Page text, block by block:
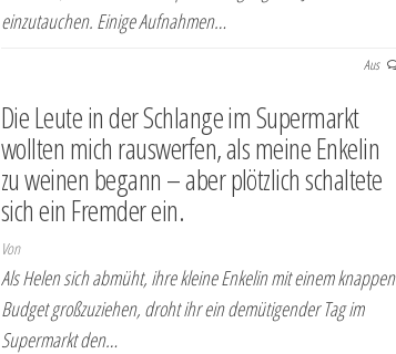
einzutauchen. Einige Aufnahmen…
Aus
Die Leute in der Schlange im Supermarkt
wollten mich rauswerfen, als meine Enkelin
zu weinen begann – aber plötzlich schaltete
sich ein Fremder ein.
Von
Als Helen sich abmüht, ihre kleine Enkelin mit einem knappen
Budget großzuziehen, droht ihr ein demütigender Tag im
Supermarkt den…